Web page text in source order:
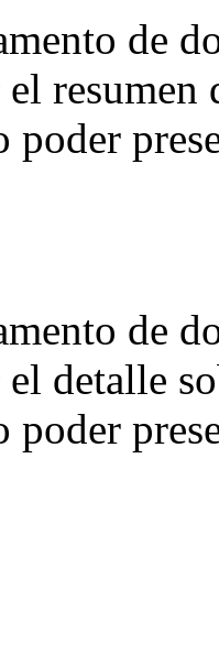
de
poder
de
detalle
poder